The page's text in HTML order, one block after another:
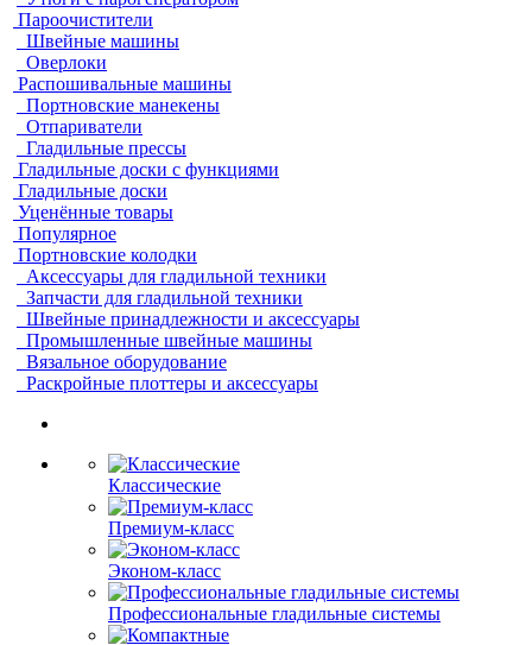
Пароочистители
Швейные машины
Оверлоки
Распошивальные машины
Портновские манекены
Отпариватели
Гладильные прессы
Гладильные доски с функциями
Гладильные доски
Уценённые товары
Популярное
Портновские колодки
Аксессуары для гладильной техники
Запчасти для гладильной техники
Швейные принадлежности и аксессуары
Промышленные швейные машины
Вязальное оборудование
Раскройные плоттеры и аксессуары
Классические
Премиум-класс
Эконом-класс
Профессиональные гладильные системы